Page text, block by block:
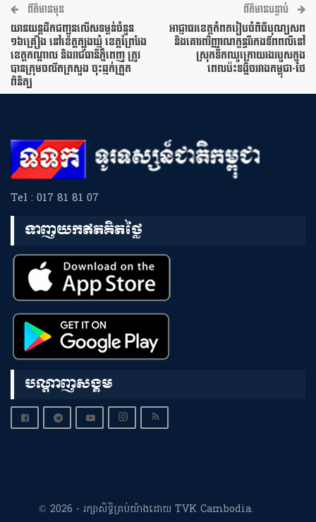
ព័ត៌មានមុន
យានយន្តដឹកជញ្ជូនលើសទម្ងន់ចំនួន
១៦គ្រឿង នៅខេត្តត្បូងឃ្មុំ ខេត្តព្រៃវែង
ខេត្តកណ្តាល និងរាជធានីភ្នំពេញ ត្រូវ
បានក្រុមចល័តក្រសួង ចុះឆ្មក់ត្រួត
ពិនិត្យ
ព័ត៌មានបន្ទាប់
អាជ្ញាធរខេត្តកំពតរៀបចំពិធីបុណ្យសព
និងគោរពវិញ្ញាណក្ខន្ធវីរកងទ័ពពលីនៅ
ស្រុកទឹកឈូក្រោយរងរបួសក្នុង
ពេលប៉ះទង្គិចរវាងកម្ពុជា-ថៃ
Tel : 017 81 81 07
ទាញយកឥតគិតថ្លៃ
បណ្តាញសង្គម
© 2026 - រក្សាសិទ្ធិគ្រប់យ៉ាងដោយ TVK Cambodia.